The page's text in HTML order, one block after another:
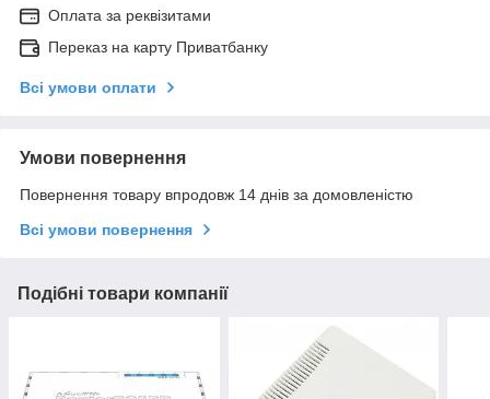
Оплата за реквізитами
Переказ на карту Приватбанку
Всі умови оплати
Умови повернення
Повернення товару впродовж 14 днів за домовленістю
Всі умови повернення
Подібні товари компанії